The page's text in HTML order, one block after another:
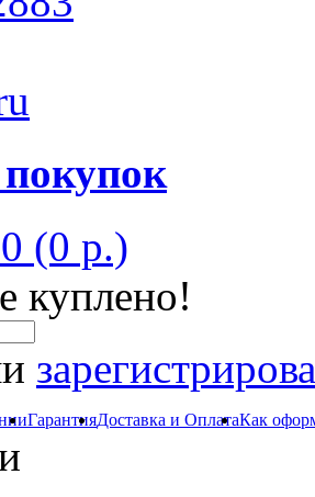
(0 р.)
куплено!
ГарантияДоставка и ОплатаКак